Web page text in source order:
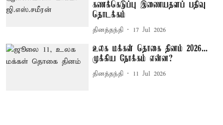
கணக்கெடுப்பு இணையதளப் பதிவு
தொடக்கம்
தினத்தந்தி 17 Jul 2026
உலக மக்கள் தொகை தினம் 2026...
முக்கிய நோக்கம் என்ன?
தினத்தந்தி 11 Jul 2026